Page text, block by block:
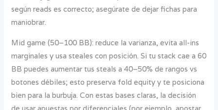
según reads es correcto; asegúrate de dejar fichas para
maniobrar.
Mid game (50–100 BB): reduce la varianza, evita all-ins
marginales y usa steales con posición. Si tu stack cae a 60
BB puedes aumentar tus steals a 40–50% de rangos vs
botones débiles; esto preserva fold equity y te posiciona
bien para la burbuja. Con estas bases claras, la decisión
de usar apuestas por diferenciales (por ejemplo, apostar